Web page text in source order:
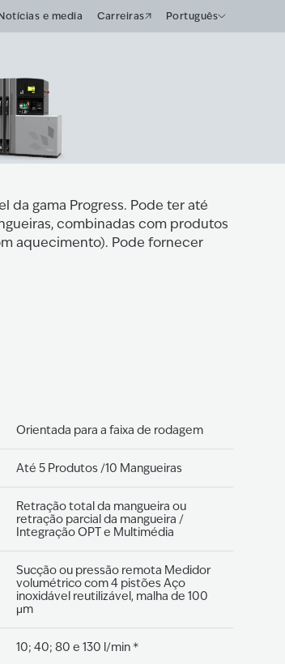
e media Carreiras Português
da gama Progress. Pode ter até
combinadas com produtos
aquecimento). Pode fornecer
Orientada para a faixa de rodagem
Até 5 Produtos /10 Mangueiras
Retração total da mangueira ou
retração parcial da mangueira /
Integração OPT e Multimédia
Sucção ou pressão remota Medidor
volumétrico com 4 pistões Aço
inoxidável reutilizável, malha de 100
μm
10; 40; 80 e 130 l/min *